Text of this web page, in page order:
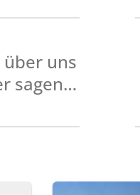
über uns
sagen…